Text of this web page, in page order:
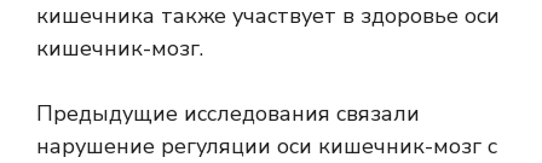
кишечника также участвует в здоровье оси
кишечник-мозг.
Предыдущие исследования связали
нарушение регуляции оси кишечник-мозг с